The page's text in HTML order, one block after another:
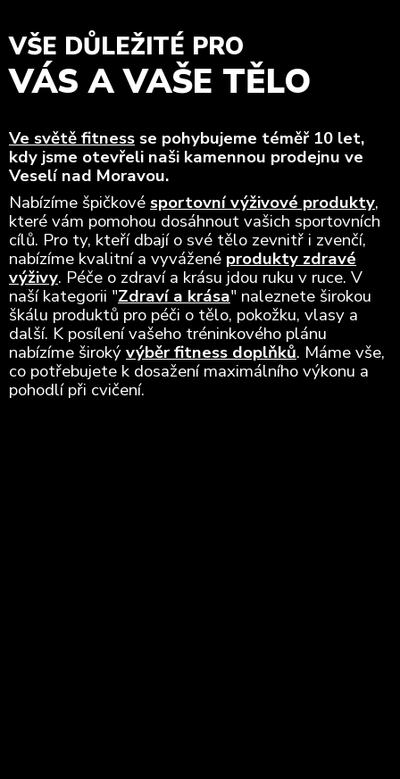
VŠE DŮLEŽITÉ PRO
VÁS A VAŠE TĚLO
Ve světě fitness se pohybujeme téměř 10 let,
kdy jsme otevřeli naši kamennou prodejnu ve
Veselí nad Moravou.
Nabízíme špičkové sportovní výživové produkty,
které vám pomohou dosáhnout vašich sportovních
cílů. Pro ty, kteří dbají o své tělo zevnitř i zvenčí,
nabízíme kvalitní a vyvážené produkty zdravé
výživy. Péče o zdraví a krásu jdou ruku v ruce. V
naší kategorii "Zdraví a krása" naleznete širokou
škálu produktů pro péči o tělo, pokožku, vlasy a
další. K posílení vašeho tréninkového plánu
nabízíme širokývýběr fitness doplňků. Máme vše,
co potřebujete k dosažení maximálního výkonu a
pohodlí při cvičení.